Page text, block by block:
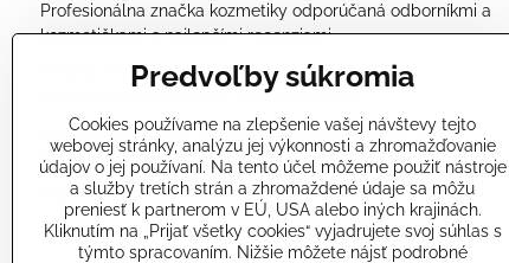
Profesionálna značka kozmetiky odporúčaná odborníkmi a
kozmetičkami s najlepšími recenziami.
Vysoká koncentrácia prírodných účinných látok a
prispôsobené zloženie s najmodernejšími
technológiami nám umožňuje ponúkať veľmi účinné
kozmetické produkty
najvyššej kvality a bezpečné pre vašu pokožku.
Predvoľby súkromia
Cookies používame na zlepšenie vašej návštevy tejto
webovej stránky, analýzu jej výkonnosti a zhromažďovanie
údajov o jej používaní. Na tento účel môžeme použiť nástroje
a služby tretích strán a zhromaždené údaje sa môžu
preniesť k partnerom v EÚ, USA alebo iných krajinách.
Kliknutím na „Prijať všetky cookies“ vyjadrujete svoj súhlas s
týmto spracovaním. Nižšie môžete nájsť podrobné